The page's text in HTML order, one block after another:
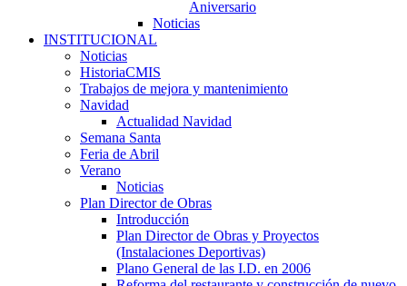
Aniversario
Noticias
INSTITUCIONAL
Noticias
HistoriaCMIS
Trabajos de mejora y mantenimiento
Navidad
Actualidad Navidad
Semana Santa
Feria de Abril
Verano
Noticias
Plan Director de Obras
Introducción
Plan Director de Obras y Proyectos
(Instalaciones Deportivas)
Plano General de las I.D. en 2006